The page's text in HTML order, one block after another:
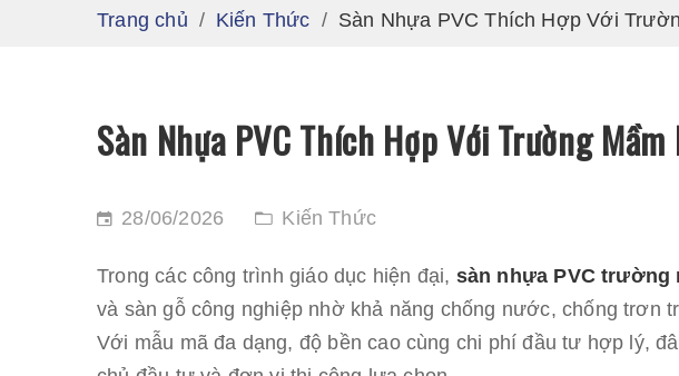
THẢM SÀN
SÀN THỂ THAO
Trang chủ Kiến Thức Sàn Nhựa PVC Thích Hợp Với
Sàn Nhựa PVC Thích Hợp Với Trường Mầm
28/06/2026 Kiến Thức
Trong các công trình giáo dục hiện đại, sàn nhựa PVC trường
và sàn gỗ công nghiệp nhờ khả năng chống nước, chống trơn
Với mẫu mã đa dạng, độ bền cao cùng chi phí đầu tư hợp lý,